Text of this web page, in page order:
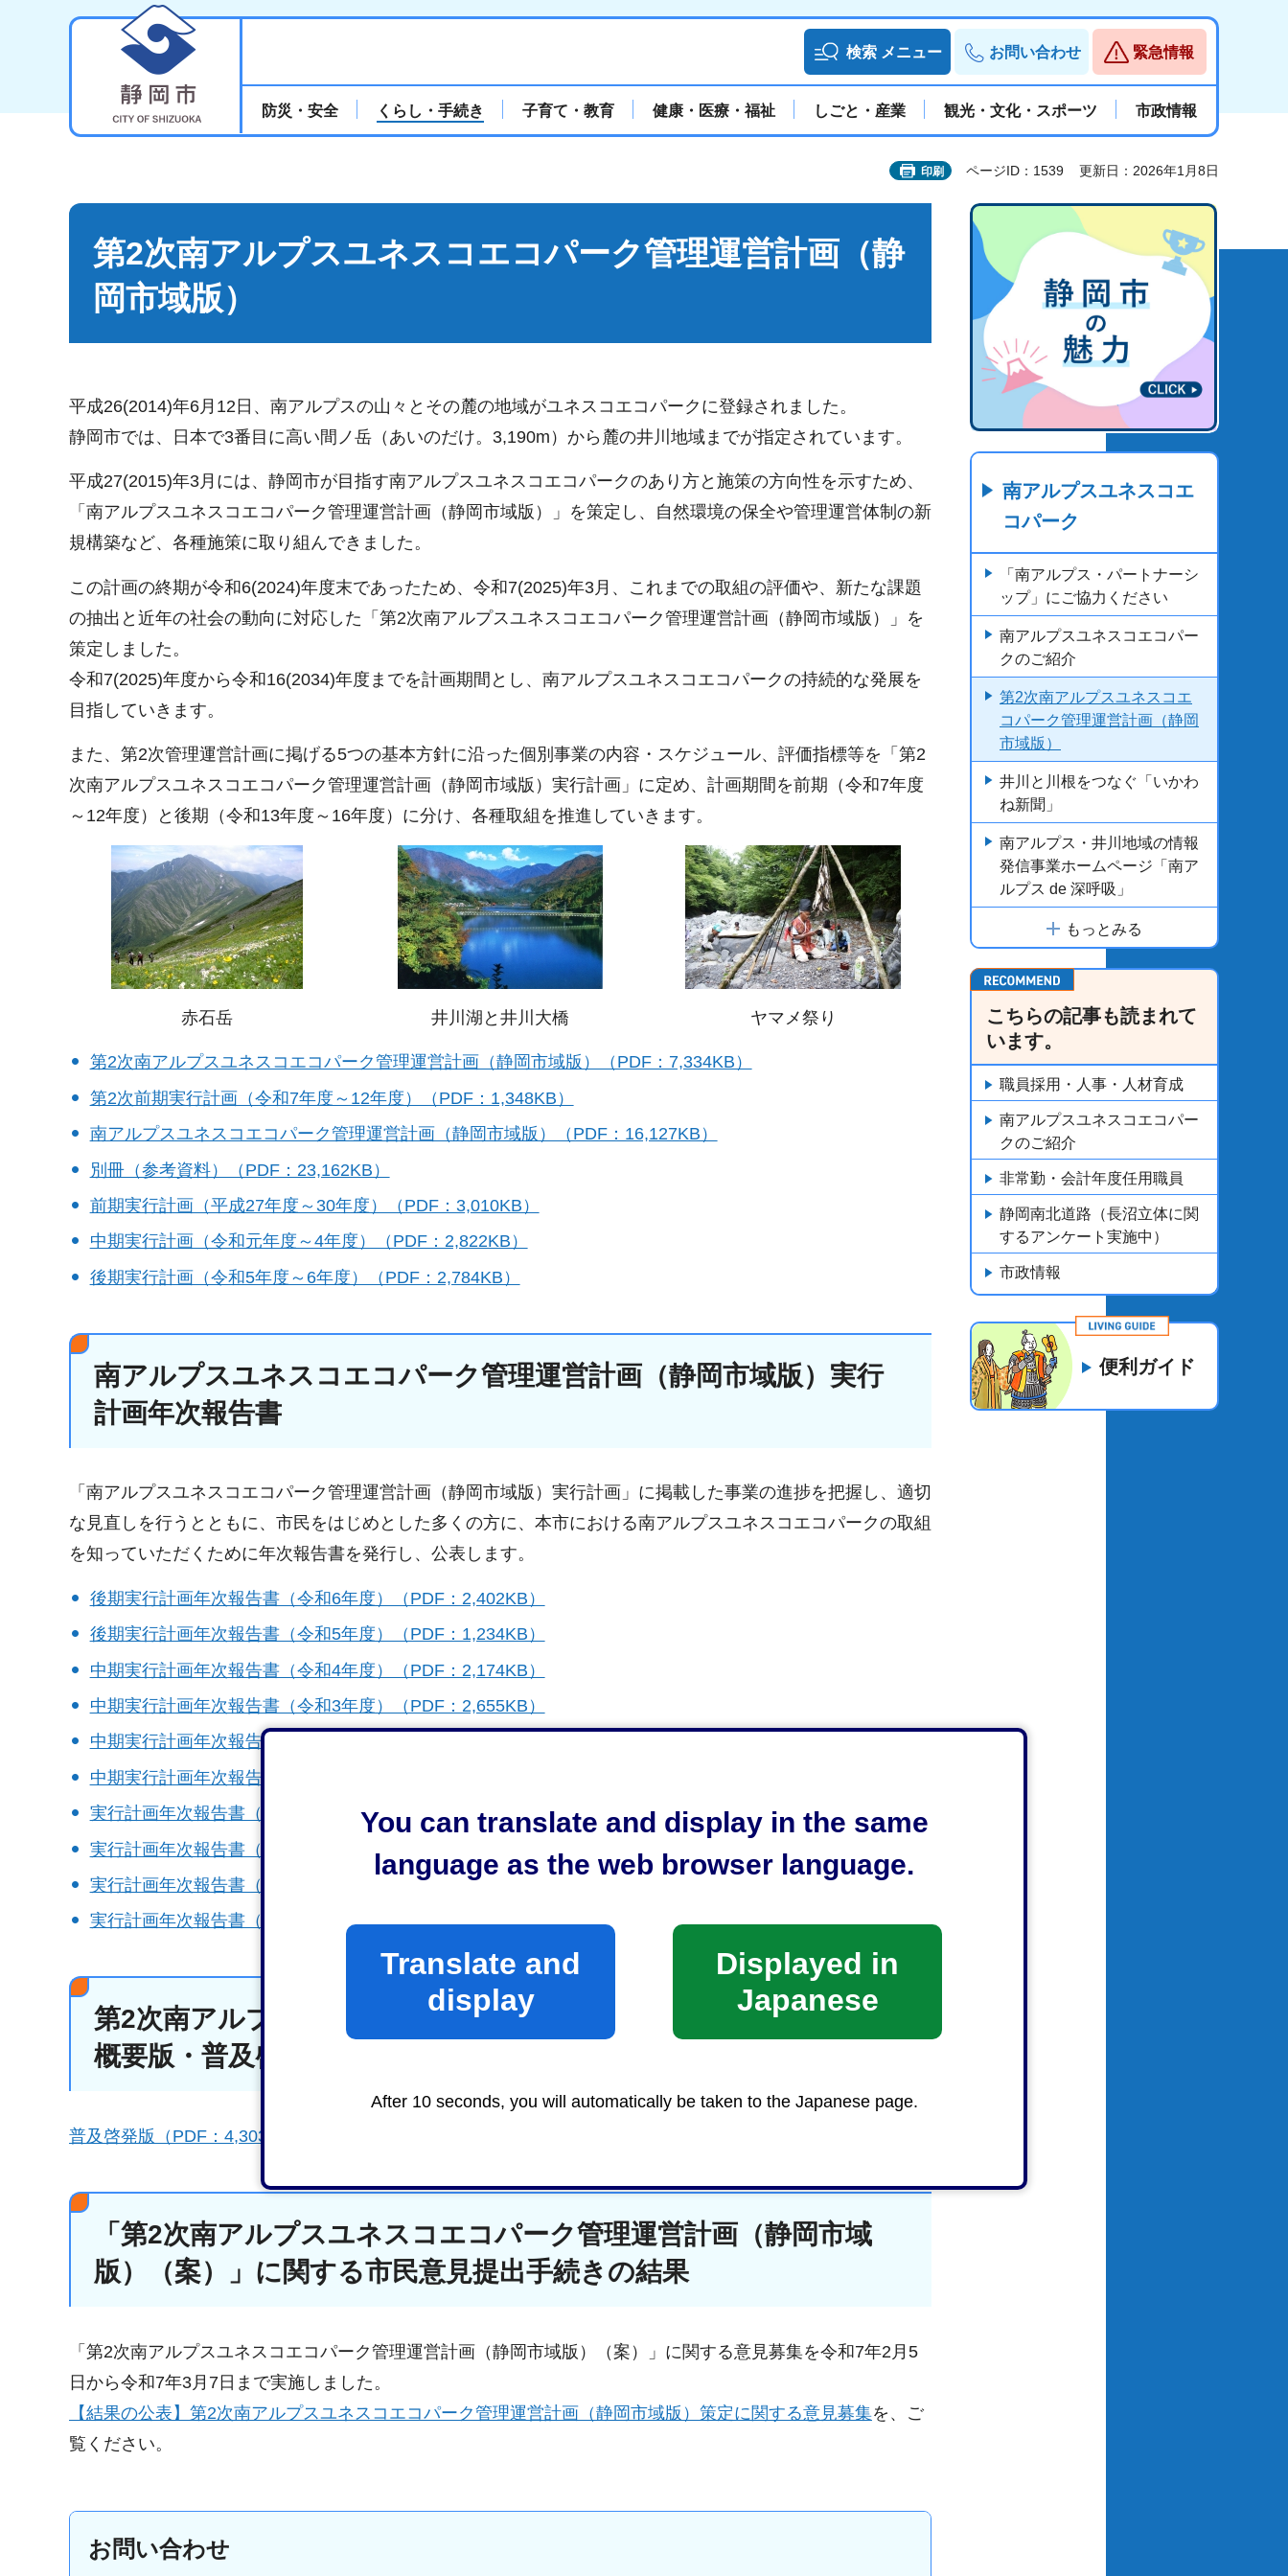
You can translate and display in the same
language as the web browser language.
Translate and
display
Displayed in
Japanese
After 10 seconds, you will automatically be taken to the Japanese page.
検索 メニュー お問い合わせ 緊急情報
防災・安全 くらし・手続き 子育て・教育 健康・医療・福祉 しごと・産業 観光・文化・スポーツ 市政情報
印刷 ページID：1539 更新日：2026年1月8日
第2次南アルプスユネスコエコパーク管理運営計画（静
岡市域版）
平成26(2014)年6月12日、南アルプスの山々とその麓の地域がユネスコエコパークに登録されました。
静岡市では、日本で3番目に高い間ノ岳（あいのだけ。3,190m）から麓の井川地域までが指定されています。
平成27(2015)年3月には、静岡市が目指す南アルプスユネスコエコパークのあり方と施策の方向性を示すため、
「南アルプスユネスコエコパーク管理運営計画（静岡市域版）」を策定し、自然環境の保全や管理運営体制の新
規構築など、各種施策に取り組んできました。
この計画の終期が令和6(2024)年度末であったため、令和7(2025)年3月、これまでの取組の評価や、新たな課題
の抽出と近年の社会の動向に対応した「第2次南アルプスユネスコエコパーク管理運営計画（静岡市域版）」を
策定しました。
令和7(2025)年度から令和16(2034)年度までを計画期間とし、南アルプスユネスコエコパークの持続的な発展を
目指していきます。
また、第2次管理運営計画に掲げる5つの基本方針に沿った個別事業の内容・スケジュール、評価指標等を「第2
次南アルプスユネスコエコパーク管理運営計画（静岡市域版）実行計画」に定め、計画期間を前期（令和7年度
～12年度）と後期（令和13年度～16年度）に分け、各種取組を推進していきます。
赤石岳 井川湖と井川大橋 ヤマメ祭り
第2次南アルプスユネスコエコパーク管理運営計画（静岡市域版）（PDF：7,334KB）
第2次前期実行計画（令和7年度～12年度）（PDF：1,348KB）
南アルプスユネスコエコパーク管理運営計画（静岡市域版）（PDF：16,127KB）
別冊（参考資料）（PDF：23,162KB）
前期実行計画（平成27年度～30年度）（PDF：3,010KB）
中期実行計画（令和元年度～4年度）（PDF：2,822KB）
後期実行計画（令和5年度～6年度）（PDF：2,784KB）
南アルプスユネスコエコパーク管理運営計画（静岡市域版）実行
計画年次報告書
「南アルプスユネスコエコパーク管理運営計画（静岡市域版）実行計画」に掲載した事業の進捗を把握し、適切
な見直しを行うとともに、市民をはじめとした多くの方に、本市における南アルプスユネスコエコパークの取組
を知っていただくために年次報告書を発行し、公表します。
後期実行計画年次報告書（令和6年度）（PDF：2,402KB）
後期実行計画年次報告書（令和5年度）（PDF：1,234KB）
中期実行計画年次報告書（令和4年度）（PDF：2,174KB）
中期実行計画年次報告書（令和3年度）（PDF：2,655KB）
中期実行計画年次報告書（令和2年度）（PDF：1,800KB）
中期実行計画年次報告書（令和元年度）（PDF：2,233KB）
実行計画年次報告書（平成30年度）（PDF：1,010KB）
実行計画年次報告書（平成29年度）（PDF：851KB）
実行計画年次報告書（平成28年度）（PDF：833KB）
実行計画年次報告書（平成27年度）（PDF：963KB）
第2次南アルプスユネスコエコパーク管理運営計画（静岡市域版）
概要版・普及啓発版
普及啓発版（PDF：4,303KB）
「第2次南アルプスユネスコエコパーク管理運営計画（静岡市域
版）（案）」に関する市民意見提出手続きの結果
「第2次南アルプスユネスコエコパーク管理運営計画（静岡市域版）（案）」に関する意見募集を令和7年2月5
日から令和7年3月7日まで実施しました。
【結果の公表】第2次南アルプスユネスコエコパーク管理運営計画（静岡市域版）策定に関する意見募集を、ご
覧ください。
お問い合わせ
南アルプスユネスコエ
コパーク
「南アルプス・パートナーシ
ップ」にご協力ください
南アルプスユネスコエコパー
クのご紹介
第2次南アルプスユネスコエ
コパーク管理運営計画（静岡
市域版）
井川と川根をつなぐ「いかわ
ね新聞」
南アルプス・井川地域の情報
発信事業ホームページ「南ア
ルプス de 深呼吸」
もっとみる
こちらの記事も読まれて
います。
職員採用・人事・人材育成
南アルプスユネスコエコパー
クのご紹介
非常勤・会計年度任用職員
静岡南北道路（長沼立体に関
するアンケート実施中）
市政情報
便利ガイド